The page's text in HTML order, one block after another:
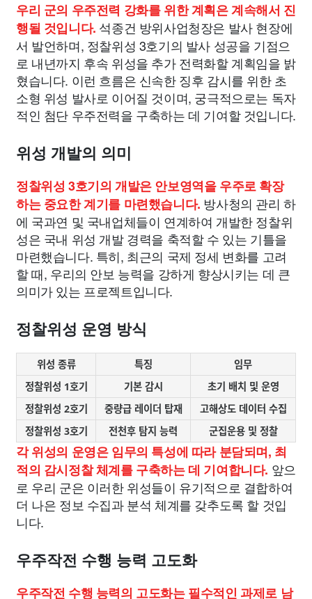
우리 군의 우주전력 강화를 위한 계획은 계속해서 진
행될 것입니다. 석종건 방위사업청장은 발사 현장에
서 발언하며, 정찰위성 3호기의 발사 성공을 기점으
로 내년까지 후속 위성을 추가 전력화할 계획임을 밝
혔습니다. 이런 흐름은 신속한 징후 감시를 위한 초
소형 위성 발사로 이어질 것이며, 궁극적으로는 독자
적인 첨단 우주전력을 구축하는 데 기여할 것입니다.
위성 개발의 의미
정찰위성 3호기의 개발은 안보영역을 우주로 확장
하는 중요한 계기를 마련했습니다. 방사청의 관리 하
에 국과연 및 국내업체들이 연계하여 개발한 정찰위
성은 국내 위성 개발 경력을 축적할 수 있는 기틀을
마련했습니다. 특히, 최근의 국제 정세 변화를 고려
할 때, 우리의 안보 능력을 강하게 향상시키는 데 큰
의미가 있는 프로젝트입니다.
정찰위성 운영 방식
위성 종류 특징
임무
정찰위성 1호기
기본 감시
초기 배치 및 운영
정찰위성 2호기
중량급 레이더 탑재
고해상도 데이터 수집
정찰위성 3호기
전천후 탐지 능력 군집운용 및 정찰
각 위성의 운영은 임무의 특성에 따라 분담되며, 최
적의 감시정찰 체계를 구축하는 데 기여합니다. 앞으
로 우리 군은 이러한 위성들이 유기적으로 결합하여
더 나은 정보 수집과 분석 체계를 갖추도록 할 것입
니다.
우주작전 수행 능력 고도화
우주작전 수행 능력의 고도화는 필수적인 과제로 남